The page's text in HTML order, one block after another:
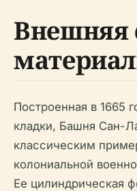
Внешняя
Построенная в 1665
кладки, Башня Сан-
классическим
колониальной
Ее цилиндрическая